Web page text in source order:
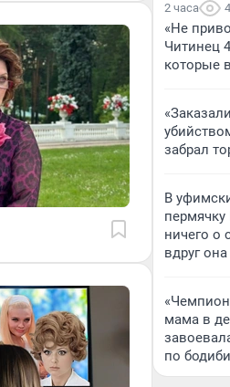
2 часа
«Не
Читинец
которые
забрал
В
пермячку
ничего о
вдруг
мама в
по